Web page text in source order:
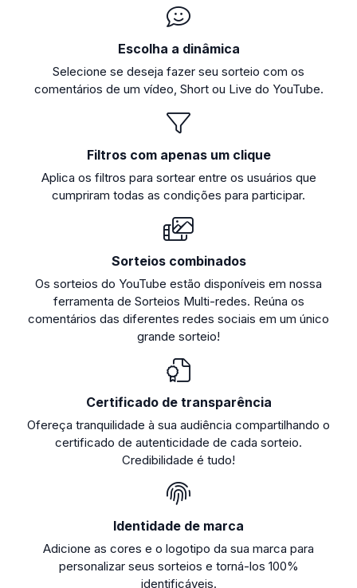
Escolha a dinâmica
Selecione se deseja fazer seu sorteio com os
comentários de um vídeo, Short ou Live do YouTube.
Filtros com apenas um clique
Aplica os filtros para sortear entre os usuários que
cumpriram todas as condições para participar.
Sorteios combinados
Os sorteios do YouTube estão disponíveis em nossa
ferramenta de Sorteios Multi-redes. Reúna os
comentários das diferentes redes sociais em um único
grande sorteio!
Certificado de transparência
Ofereça tranquilidade à sua audiência compartilhando o
certificado de autenticidade de cada sorteio.
Credibilidade é tudo!
Identidade de marca
Adicione as cores e o logotipo da sua marca para
personalizar seus sorteios e torná-los 100%
identificáveis.